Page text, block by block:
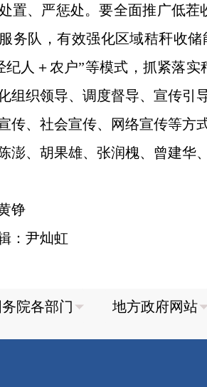
置、严惩处。要全面推广低
务队，有效强化区域秸秆收
纪人＋农户”等模式，抓紧落
组织领导、调度督导、宣传
传、社会宣传、网络宣传等方
澎、胡果雄、张润槐、曾建华
铮
：尹灿虹